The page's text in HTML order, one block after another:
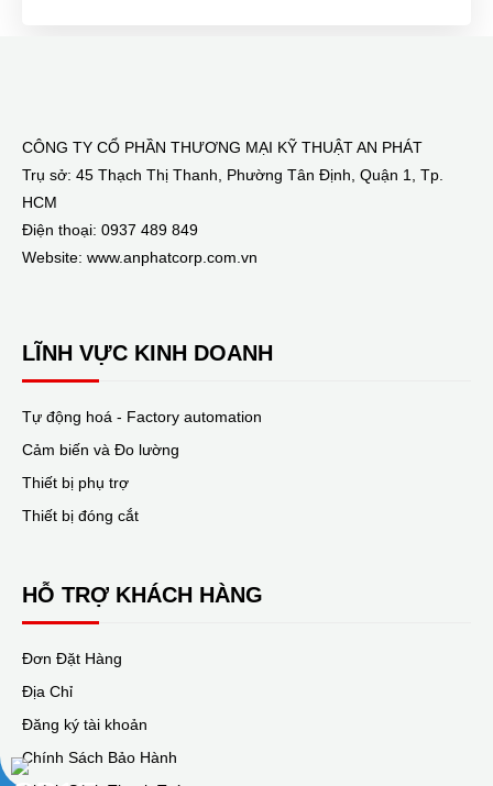
CÔNG TY CỔ PHẦN THƯƠNG MẠI KỸ THUẬT AN PHÁT
Trụ sở: 45 Thạch Thị Thanh, Phường Tân Định, Quận 1, Tp.
HCM
Điện thoại: 0937 489 849
Website: www.anphatcorp.com.vn
LĨNH VỰC KINH DOANH
Tự động hoá - Factory automation
Cảm biến và Đo lường
Thiết bị phụ trợ
Thiết bị đóng cắt
HỖ TRỢ KHÁCH HÀNG
Đơn Đặt Hàng
Địa Chỉ
Đăng ký tài khoản
Chính Sách Bảo Hành